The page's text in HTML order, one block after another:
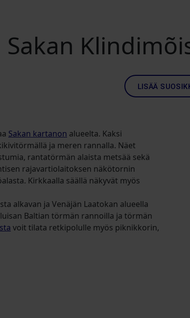
Sakan
LISÄÄ
Sakan kartanon alueelta. Kaksi
ja meren rannalla. Näet
rantatörmän alaista metsää sekä
rajavartiolaitoksen näkötornin
Kirkkaalla säällä näkyvät myös
alkavan ja Venäjän Laatokan alueella
Baltian törmän rannoilla ja törmän
voit tilata retkipolulle myös piknikkorin,